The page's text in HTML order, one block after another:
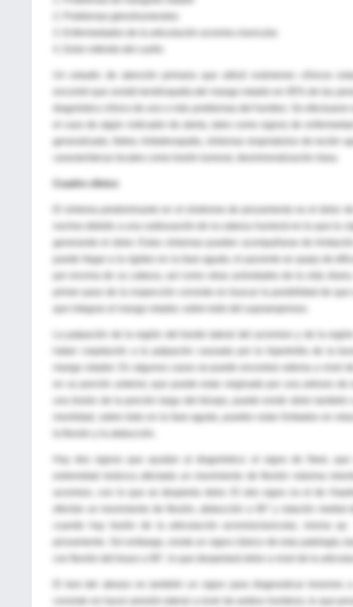
encontró que existió tendinopatía del mango rotador en 85% de las
diagnóstico clínico de uno o más problemas del hombro. Se
el caso de algún indicador de alerta, tales como signos de
generalizado, fiebre, linfadenopatía, síntomas respiratorios de recién
Cuadro clínico
noches debido a una subluxación de la cabeza humeral en la que la
generando el dolor. Estos síntomas pueden acompañarse de
puede llegar a la rigidez en la fase aguda; el paciente se queja de
por encima de su cabeza, así como otras actividades de la vida
que integran el mango rotador, sobre todo del supraespinoso.
La palpación de la región del borde lateral del acromion y de la
haber crepitación a la palpación causada por la hipertrofia de la
mango rotador. En algunos casos se puede encontrar edema a nivel
en su porción anterior, que puede estar originado por una artrosis de
una lesión de la porción larga del bíceps, puede existir dolor
movilidad, sobre todo en la fase aguda, pueden estar limitados en
Hay dos signos que ayudan al diagnóstico: el signo de Neer,
acromion, con lo que se despierta dolor. El otro signo es el de
efectúe un movimiento de flexión, abducción a 90° y rotación medial
pinzamiento. Sin embargo, existe un signo clásico de esta patología,
El test del abrazo es también un signo para diagnosticar lesiones